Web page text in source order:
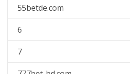
55betde.com
6
7